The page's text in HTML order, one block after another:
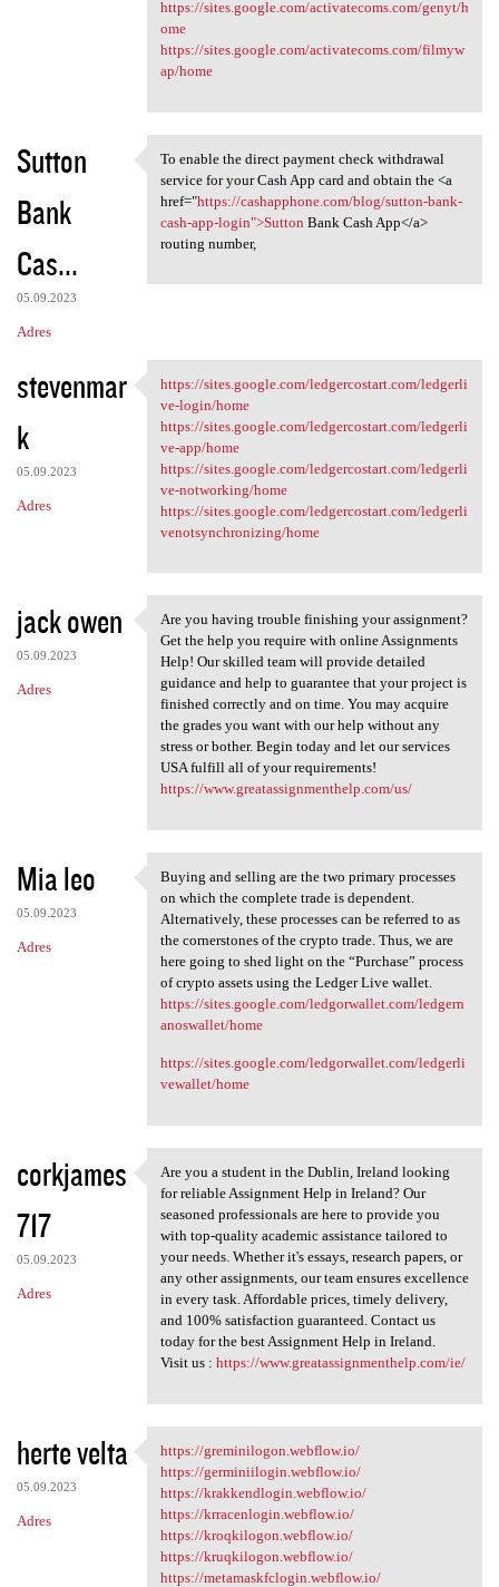
https://sites.google.com/activatecoms.com/genyt/h
ome
https://sites.google.com/activatecoms.com/filmyw
ap/home
Sutton
Bank
Cas...
05.09.2023
Adres
To enable the direct payment
To enable the direct payment check withdrawal
service for your Cash App card and obtain the <a
href="https://cashapphone.com/blog/sutton-bank-
cash-app-login">Sutton Bank Cash App</a>
routing number,
stevenmar
k
05.09.2023
Adres
https://sites.google.com
https://sites.google.com/ledgercostart.com/ledgerli
ve-login/home
https://sites.google.com/ledgercostart.com/ledgerli
ve-app/home
https://sites.google.com/ledgercostart.com/ledgerli
ve-notworking/home
https://sites.google.com/ledgercostart.com/ledgerli
venotsynchronizing/home
jack owen
05.09.2023
Adres
Are you having trouble
Are you having trouble finishing your assignment?
Get the help you require with online Assignments
Help! Our skilled team will provide detailed
guidance and help to guarantee that your project is
finished correctly and on time. You may acquire
the grades you want with our help without any
stress or bother. Begin today and let our services
USA fulfill all of your requirements!
https://www.greatassignmenthelp.com/us/
Mia leo
05.09.2023
Adres
Buying and selling are the
Buying and selling are the two primary processes
on which the complete trade is dependent.
Alternatively, these processes can be referred to as
the cornerstones of the crypto trade. Thus, we are
here going to shed light on the “Purchase” process
of crypto assets using the Ledger Live wallet.
https://sites.google.com/ledgorwallet.com/ledgern
anoswallet/home
https://sites.google.com/ledgorwallet.com/ledgerli
vewallet/home
corkjames
717
05.09.2023
Adres
Are you a student in the
Are you a student in the Dublin, Ireland looking
for reliable Assignment Help in Ireland? Our
seasoned professionals are here to provide you
with top-quality academic assistance tailored to
your needs. Whether it's essays, research papers, or
any other assignments, our team ensures excellence
in every task. Affordable prices, timely delivery,
and 100% satisfaction guaranteed. Contact us
today for the best Assignment Help in Ireland.
Visit us : https://www.greatassignmenthelp.com/ie/
herte velta
05.09.2023
Adres
https://greminilogon.webflow
https://greminilogon.webflow.io/
https://germiniilogin.webflow.io/
https://krakkendlogin.webflow.io/
https://krracenlogin.webflow.io/
https://kroqkilogon.webflow.io/
https://kruqkilogon.webflow.io/
https://metamaskfclogin.webflow.io/